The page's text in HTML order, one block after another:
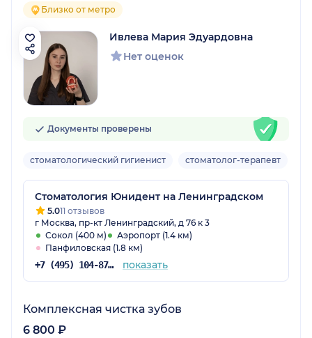
Близко от метро
Ивлева Мария Эдуардовна
Нет оценок
Документы проверены
стоматологический гигиенист стоматолог-терапевт
Стоматология Юнидент на Ленинградском
5.011 отзывов
г Москва, пр-кт Ленинградский, д 76 к 3
Сокол (400 м)
Аэропорт (1.4 км)
Панфиловская (1.8 км)
+7 (495) 104-87-50 показать
Комплексная чистка зубов
6 800 ₽